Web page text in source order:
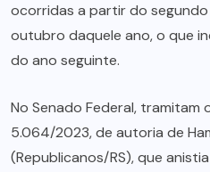
ocorridas a partir do
outubro daquele ano, o que
do ano seguinte.
No Senado Federal,
5.064/2023, de autoria de
(Republicanos/RS), que